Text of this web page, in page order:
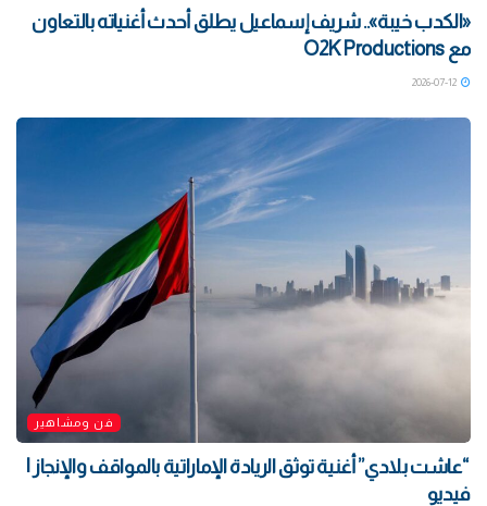
«الكدب خيبة».. شريف إسماعيل يطلق أحدث أغنياته بالتعاون
مع O2K Productions
فن ومشاهير
“عاشت بلادي” أغنية توثق الريادة الإماراتية بالمواقف والإنجاز |
فيديو